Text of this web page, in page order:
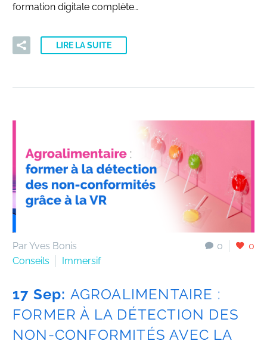
formation digitale complète…
LIRE LA SUITE
0 0
Par Yves Bonis
Conseils
Immersif
17 Sep: AGROALIMENTAIRE :
FORMER À LA DÉTECTION DES
NON-CONFORMITÉS AVEC LA